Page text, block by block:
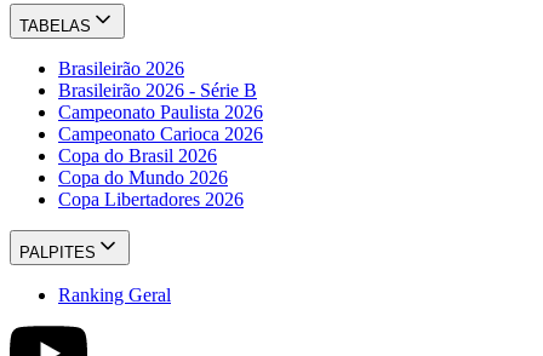
TABELAS
Brasileirão 2026
Brasileirão 2026 - Série B
Campeonato Paulista 2026
Campeonato Carioca 2026
Copa do Brasil 2026
Copa do Mundo 2026
Copa Libertadores 2026
PALPITES
Ranking Geral